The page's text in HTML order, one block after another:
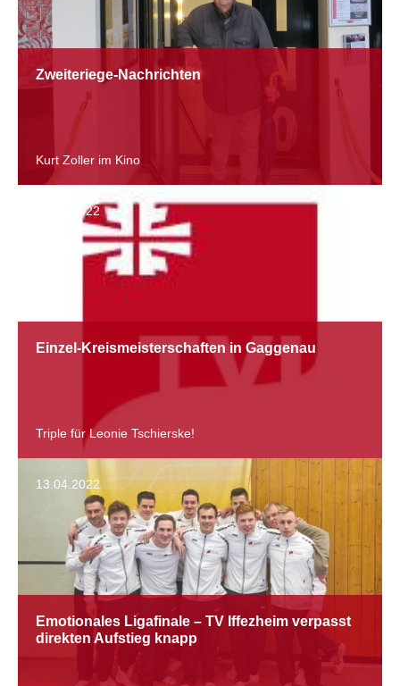
Zweiteriege-Nachrichten
Kurt Zoller im Kino
06.05.2022
Einzel-Kreismeisterschaften in Gaggenau
Triple für Leonie Tschierske!
13.04.2022
Emotionales Ligafinale – TV Iffezheim verpasst
direkten Aufstieg knapp